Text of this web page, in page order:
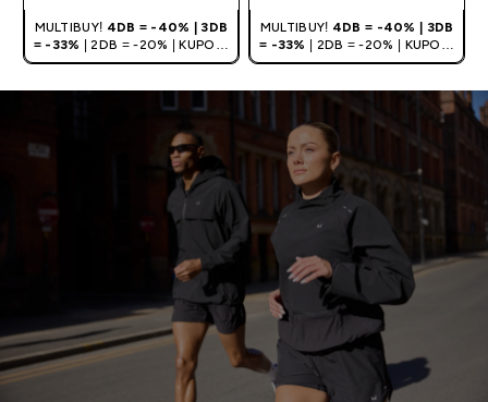
MULTIBUY! 4DB = -40% | 3DB
= -33%
| 2DB = -20% | KUPON:
DEALHU
MULTIBUY! 4DB = -40% | 3DB
= -33%
| 2DB = -20% | KUPON:
DEALHU